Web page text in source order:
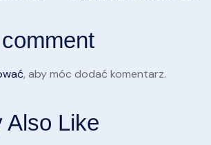
, aby móc dodać komentarz.
Also Like